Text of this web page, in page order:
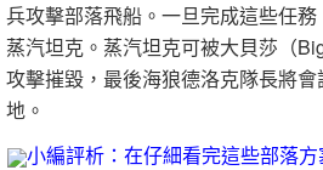
兵攻擊部落飛船。一旦完成這些任務
蒸汽坦克。蒸汽坦克可被大貝莎（
攻擊摧毀，最後海狼德洛克隊長將
地。
小編評析：在仔細看完這些部落